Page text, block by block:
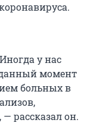
у нас
момент
больных в
рассказал он.